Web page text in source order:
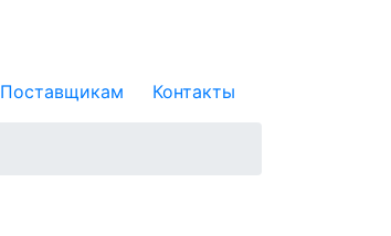
Поставщикам Контакты